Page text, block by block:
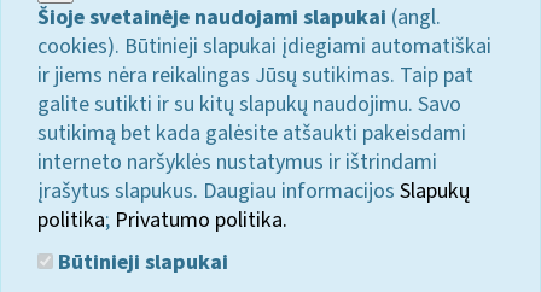
Šioje svetainėje naudojami slapukai (angl.
cookies). Būtinieji slapukai įdiegiami automatiškai
ir jiems nėra reikalingas Jūsų sutikimas. Taip pat
galite sutikti ir su kitų slapukų naudojimu. Savo
sutikimą bet kada galėsite atšaukti pakeisdami
interneto naršyklės nustatymus ir ištrindami
įrašytus slapukus. Daugiau informacijos Slapukų
politika; Privatumo politika.
Būtinieji slapukai